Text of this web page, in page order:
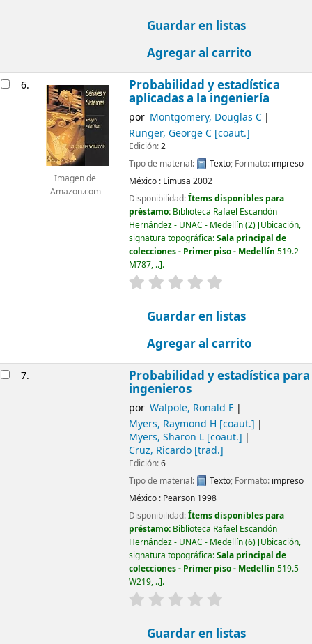
Guardar en listas
Agregar al carrito
6.
Imagen de
Amazon.com
Probabilidad y estadística
aplicadas a la ingeniería
por Montgomery, Douglas C
Runger, George C[coaut.]
Edición:2
Tipo de material:
Texto; Formato: impreso
México : Limusa 2002
Disponibilidad:Ítems disponibles para
préstamo: Biblioteca Rafael Escandón
Hernández - UNAC - Medellín(2) Ubicación,
signatura topográfica:Sala principal de
colecciones - Primer piso - Medellín 519.2
M787, .. .
valoración
Guardar en listas
Agregar al carrito
7. Probabilidad y estadística para
ingenieros
por Walpole, Ronald E
Myers, Raymond H [coaut.]
Myers, Sharon L[coaut.]
Cruz, Ricardo[trad.]
Edición:6
Tipo de material:
Texto; Formato: impreso
México : Pearson 1998
Disponibilidad:Ítems disponibles para
préstamo: Biblioteca Rafael Escandón
Hernández - UNAC - Medellín(6) Ubicación,
signatura topográfica:Sala principal de
colecciones - Primer piso - Medellín 519.5
W219, .. .
valoración
Guardar en listas